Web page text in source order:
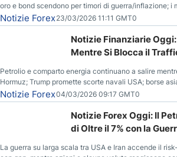
oro e bond scendono per timori di guerra/inflazione; i
correzione; il petrolio greggio resta stabile.
Notizie Forex23/03/2026 11:11 GMT0
Notizie Finanziarie
Mentre Si Blocca il
Petrolio e comparto energia continuano a salire
Hormuz; Trump promette scorte navali USA; borse
del gas naturale mette pressione all’euro.
Notizie Forex04/03/2026 09:17 GMT0
Notizie Forex Oggi: Il
di Oltre il 7% con la
La guerra su larga scala tra USA e Iran accende il